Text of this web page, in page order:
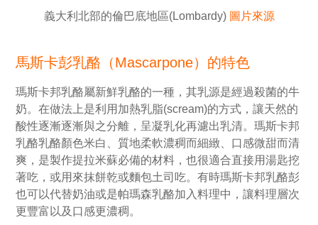
義大利北部的倫巴底地區(Lombardy) 圖片來源
馬斯卡彭乳酪（Mascarpone）的特色
瑪斯卡邦乳酪屬新鮮乳酪的一種，其乳源是經過殺菌的牛
奶。在做法上是利用加熱乳脂(scream)的方式，讓天然的
酸性逐漸逐漸與之分離，呈凝乳化再濾出乳清。瑪斯卡邦
乳酪乳酪顏色米白、質地柔軟濃稠而細緻、口感微甜而清
爽，是製作提拉米蘇必備的材料，也很適合直接用湯匙挖
著吃，或用來抹餅乾或麵包土司吃。有時瑪斯卡邦乳酪彭
也可以代替奶油或是帕瑪森乳酪加入料理中，讓料理層次
更豐富以及口感更濃稠。